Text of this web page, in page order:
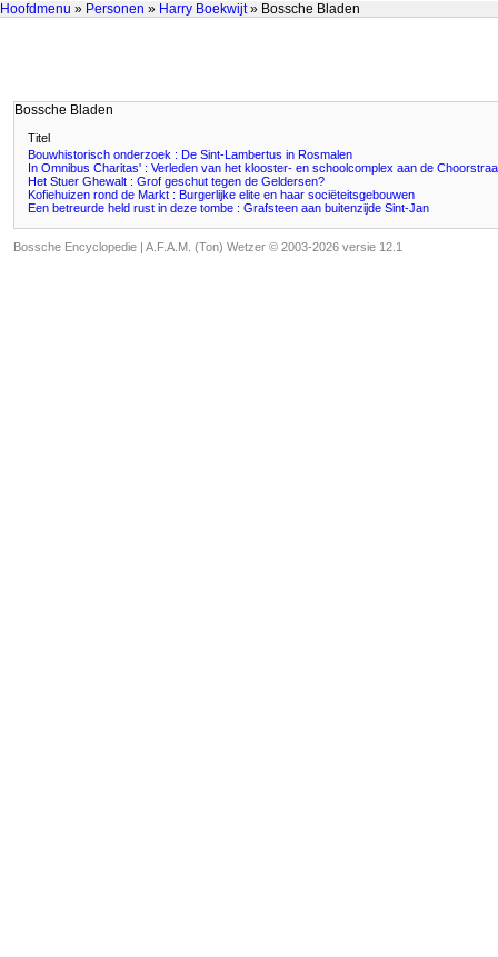
Hoofdmenu » Personen » Harry Boekwijt» Bossche Bladen
Bossche Bladen
Titel
Bouwhistorisch onderzoek : De Sint-Lambertus in Rosmalen
In Omnibus Charitas' : Verleden van het klooster- en schoolcomplex aan de
Het Stuer Ghewalt : Grof geschut tegen de Geldersen?
Kofiehuizen rond de Markt : Burgerlijke elite en haar sociëteitsgebouwen
Een betreurde held rust in deze tombe : Grafsteen aan buitenzijde Sint-Jan
Bossche Encyclopedie | A.F.A.M. (Ton) Wetzer © 2003-2026 versie 12.1